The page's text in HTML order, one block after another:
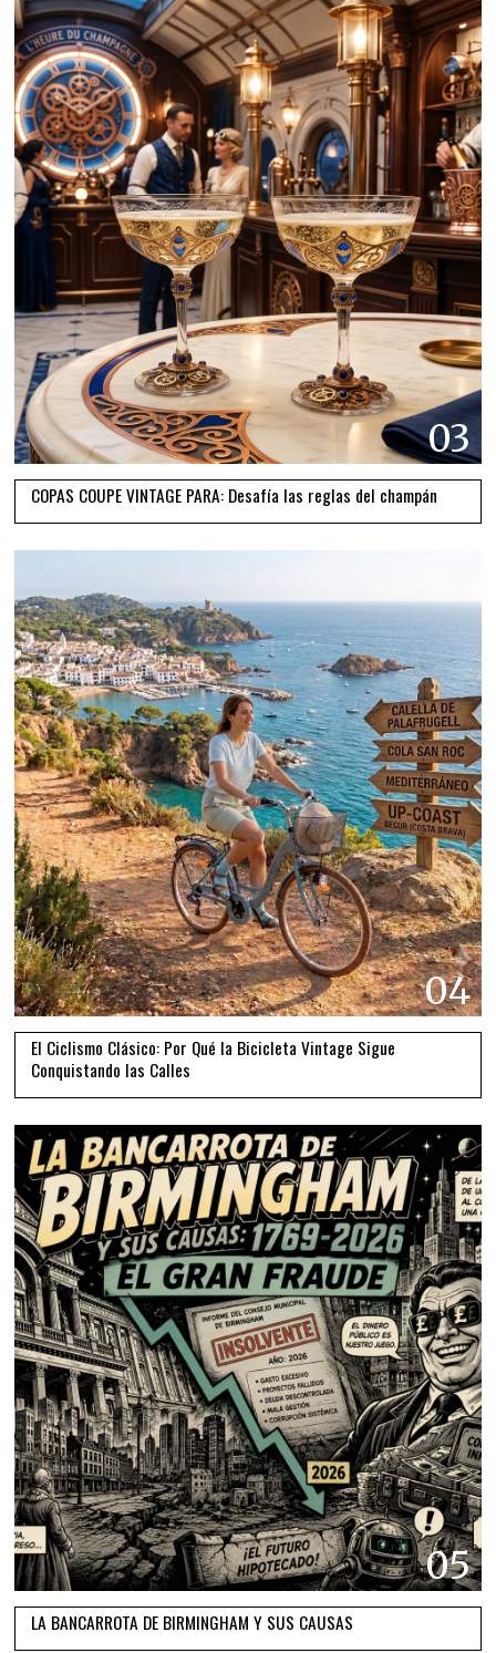
03
COPAS COUPE VINTAGE PARA: Desafía las reglas del champán
04
El Ciclismo Clásico: Por Qué la Bicicleta Vintage Sigue
Conquistando las Calles
05
LA BANCARROTA DE BIRMINGHAM Y SUS CAUSAS